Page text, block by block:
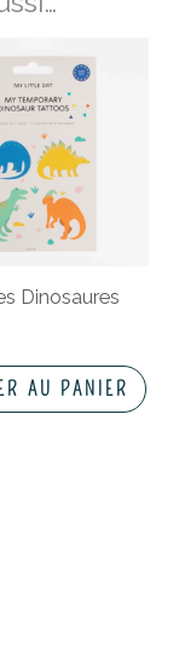
Dinosaures
AU PANIER